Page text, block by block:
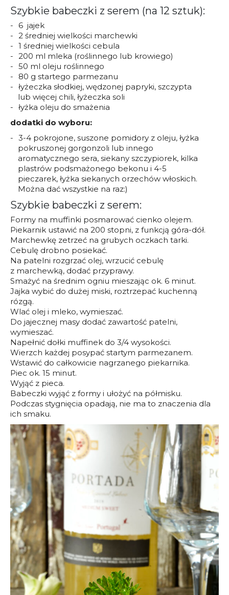
Szybkie babeczki z serem (na 12 sztuk):
6 jajek
2 średniej wielkości marchewki
1 średniej wielkości cebula
200 ml mleka (roślinnego lub krowiego)
50 ml oleju roślinnego
80 g startego parmezanu
łyżeczka słodkiej, wędzonej papryki, szczypta
lub więcej chili, łyżeczka soli
łyżka oleju do smażenia
dodatki do wyboru:
3-4 pokrojone, suszone pomidory z oleju, łyżka
pokruszonej gorgonzoli lub innego
aromatycznego sera, siekany szczypiorek, kilka
plastrów podsmażonego bekonu i 4-5
pieczarek, łyżka siekanych orzechów włoskich.
Można dać wszystkie na raz:)
Szybkie babeczki z serem:
Formy na muffinki posmarować cienko olejem.
Piekarnik ustawić na 200 stopni, z funkcją góra-dół.
Marchewkę zetrzeć na grubych oczkach tarki.
Cebulę drobno posiekać.
Na patelni rozgrzać olej, wrzucić cebulę
z marchewką, dodać przyprawy.
Smażyć na średnim ogniu mieszając ok. 6 minut.
Jajka wybić do dużej miski, roztrzepać kuchenną
rózgą.
Wlać olej i mleko, wymieszać.
Do jajecznej masy dodać zawartość patelni,
wymieszać.
Napełnić dołki muffinek do 3/4 wysokości.
Wierzch każdej posypać startym parmezanem.
Wstawić do całkowicie nagrzanego piekarnika.
Piec ok. 15 minut.
Wyjąć z pieca.
Babeczki wyjąć z formy i ułożyć na półmisku.
Podczas stygnięcia opadają, nie ma to znaczenia dla
ich smaku.